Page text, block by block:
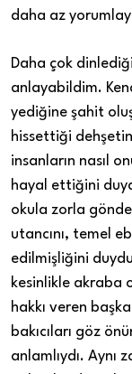
daha az
Daha çok
anlayabildim.
yediğine şahit
hissettiği dehşetin
insanların nasıl
hayal ettiğini
okula zorla
utancını, temel
edilmişliğini
kesinlikle akraba
hakkı veren
bakıcıları göz
anlamlıydı. Aynı